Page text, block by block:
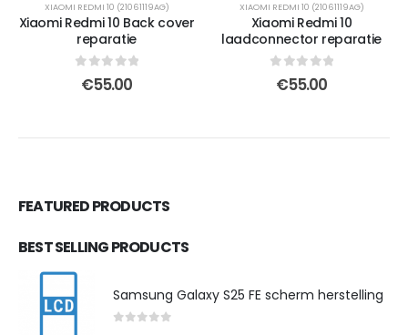
XIAOMI REDMI 10 (21061119AG)
Xiaomi Redmi 10 Back cover
reparatie
out of 5
€55.00
XIAOMI REDMI 10 (21061119AG)
Xiaomi Redmi 10
laadconnector reparatie
out of 5
€55.00
FEATURED PRODUCTS
BEST SELLING PRODUCTS
Samsung Galaxy S25 FE scherm herstelling